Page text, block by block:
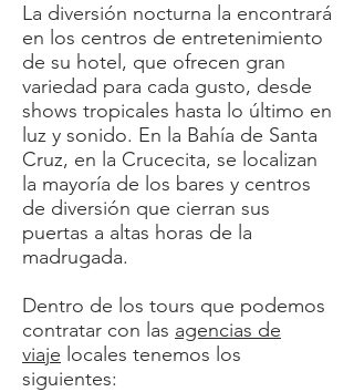
La diversión nocturna la encontrará
en los centros de entretenimiento
de su hotel, que ofrecen gran
variedad para cada gusto, desde
shows tropicales hasta lo último en
luz y sonido. En la Bahía de Santa
Cruz, en la Crucecita, se localizan
la mayoría de los bares y centros
de diversión que cierran sus
puertas a altas horas de la
madrugada.
Dentro de los tours que podemos
contratar con las agencias de
viaje locales tenemos los
siguientes: